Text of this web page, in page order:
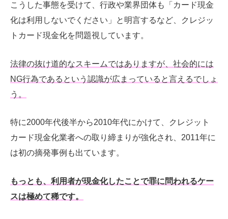
こうした事態を受けて、行政や業界団体も「カード現金
化は利用しないでください」と明言するなど、クレジッ
トカード現金化を問題視しています。
法律の抜け道的なスキームではありますが、社会的には
NG行為であるという認識が広まっていると言えるでしょ
う。
特に2000年代後半から2010年代にかけて、クレジット
カード現金化業者への取り締まりが強化され、2011年に
は初の摘発事例も出ています。
もっとも、利用者が現金化したことで罪に問われるケー
スは極めて稀です。